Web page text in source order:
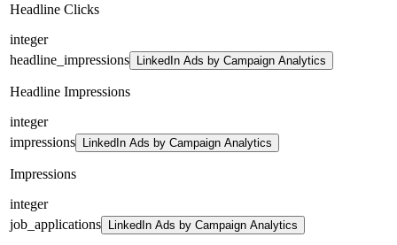
Headline Clicks
integer
headline_impressions
LinkedIn Ads by Campaign Analytics
Headline Impressions
integer
impressions
LinkedIn Ads by Campaign Analytics
Impressions
integer
job_applications
LinkedIn Ads by Campaign Analytics